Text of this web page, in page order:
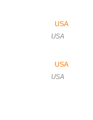
USA
USA